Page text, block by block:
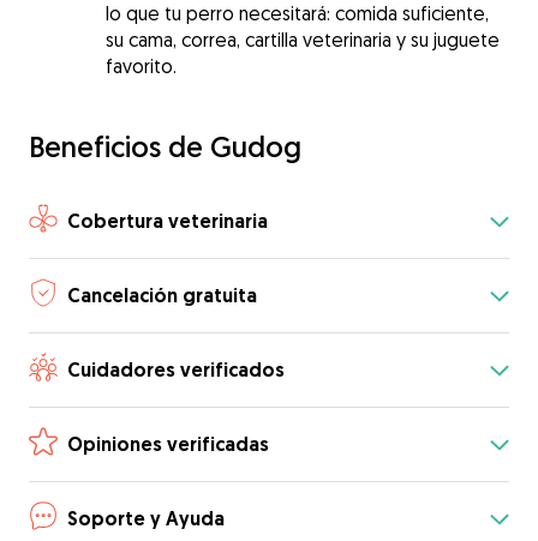
lo que tu perro necesitará: comida suficiente,
su cama, correa, cartilla veterinaria y su juguete
favorito.
Beneficios de Gudog
Cobertura veterinaria
Cancelación gratuita
Cuidadores verificados
Opiniones verificadas
Soporte y Ayuda